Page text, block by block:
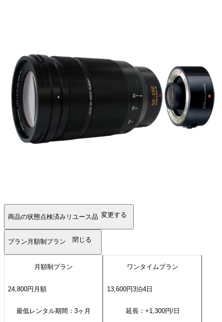
商品の状態点検済みリユース品 変更する
プラン 月額制プラン 閉じる
月額制プラン
24,800円 月額
最低レンタル期間：3ヶ月
ワンタイムプラン
13,600円3泊4日
延長：+1,300円/日